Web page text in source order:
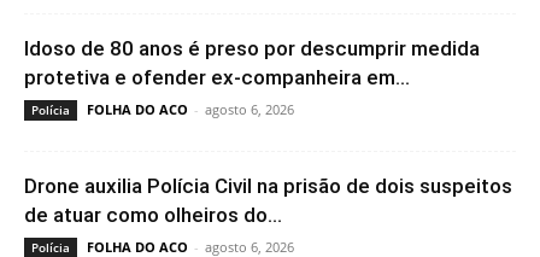
Idoso de 80 anos é preso por descumprir medida
protetiva e ofender ex-companheira em...
Polícia FOLHA DO ACO - agosto 6, 2026
Drone auxilia Polícia Civil na prisão de dois suspeitos
de atuar como olheiros do...
Polícia FOLHA DO ACO - agosto 6, 2026